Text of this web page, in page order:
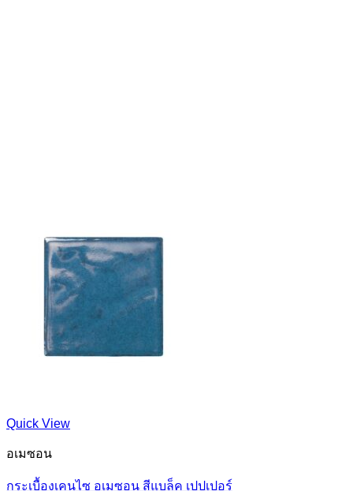
Quick View
อเมซอน
กระเบื้องเคนไซ อเมซอน สีแบล็ค เปปเปอร์